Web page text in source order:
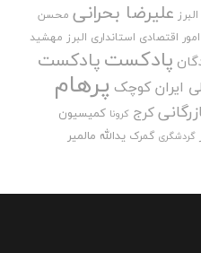
علیرضا بحرانی محسن
اقتصادی استانداری البرز مهشید
پادکستپادکست
ایران کوچک پرهام
کرج کرونا کمیسیون
گردشگری گمرک یدالله مالمیر